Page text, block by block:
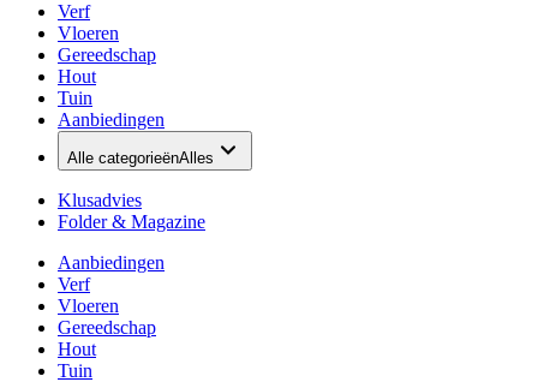
Verf
Vloeren
Gereedschap
Hout
Tuin
Aanbiedingen
Alle categorieënAlles
Klusadvies
Folder & Magazine
Aanbiedingen
Verf
Vloeren
Gereedschap
Hout
Tuin